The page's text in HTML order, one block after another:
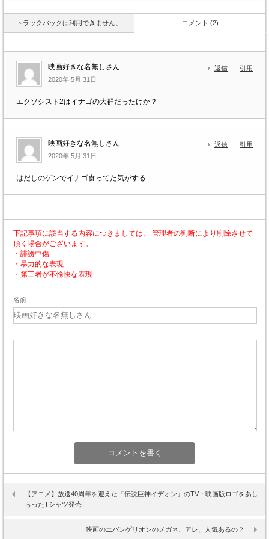
トラックバックは利用できません。 コメント (2)
映画好きな名無しさん
2020年 5月 31日
返信 引用
エクソシスト2はイナゴの大群だったけか？
映画好きな名無しさん
2020年 5月 31日
返信 引用
はだしのゲンでイナゴ食ってた気がする
下記事項に該当する内容につきましては、 管理者の判断により削除させて
頂く場合がございます。
・誹謗中傷
・暴力的な表現
・第三者が不愉快な表現
名前
【アニメ】放送40周年を迎えた『伝説巨神イデオン』のTV・映画版ロゴをあし
らったTシャツ発売
映画のエバンゲリオンのメガネ、アレ、人気あるの？